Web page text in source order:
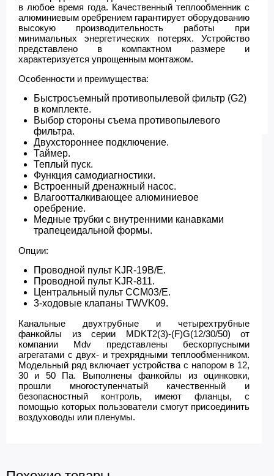
в любое время года. Качественный теплообменник с
алюминиевым оребрением гарантирует оборудованию
высокую производительность работы при
минимальных энергетических потерях. Устройство
представлено в компактном размере и
характеризуется упрощенным монтажом.
Особенности и преимущества:
Быстросъемный противопылевой фильтр (G2)
в комплекте.
Выбор стороны съема противопылевого
фильтра.
Двухстороннее подключение.
Таймер.
Теплый пуск.
Функция самодиагностики.
Встроенный дренажный насос.
Влагоотталкивающее алюминиевое
оребрение.
Медные трубки с внутренними канавками
трапецеидальной формы.
Опции:
Проводной пульт KJR-19B/E.
Проводной пульт KJR-811.
Центральный пульт CCM03/E.
3-ходовые клапаны TWVK09.
Канальные двухтрубные и четырехтрубные
фанкойлы из серии MDKT2(3)-(F)G(12/30/50) от
компании Mdv представлены бескорпусными
агрегатами с двух- и трехрядными теплообменником.
Модельный ряд включает устройства с напором в 12,
30 и 50 Па. Выполнены фанкойлы из оцинковки,
прошли многоступенчатый качественный и
безопасностный контроль, имеют фланцы, с
помощью которых пользователи смогут присоединить
воздуховоды или пленумы.